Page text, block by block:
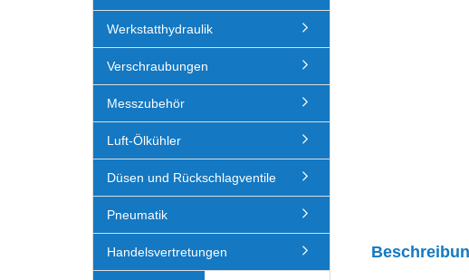
Werkstatthydraulik
Verschraubungen
Messzubehör
Luft-Ölkühler
Düsen und Rückschlagventile
Pneumatik
Handelsvertretungen